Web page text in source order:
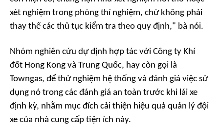
xét nghiệm trong phòng thí nghiệm, chứ không phải
thay thế các thủ tục kiểm tra theo quy định," bà nói.
Nhóm nghiên cứu dự định hợp tác với Công ty Khí
đốt Hong Kong và Trung Quốc, hay còn gọi là
Towngas, để thử nghiệm hệ thống và đánh giá việc sử
dụng nó trong các đánh giá an toàn trước khi lái xe
định kỳ, nhằm mục đích cải thiện hiệu quả quản lý đội
xe của nhà cung cấp tiện ích này.